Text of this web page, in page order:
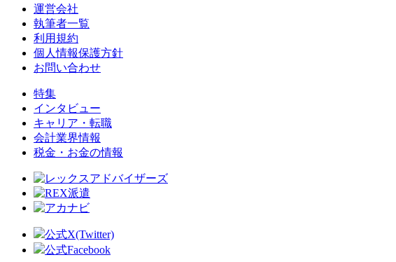
運営会社
執筆者一覧
利用規約
個人情報保護方針
お問い合わせ
特集
インタビュー
キャリア・転職
会計業界情報
税金・お金の情報
公式X(Twitter)
公式Facebook